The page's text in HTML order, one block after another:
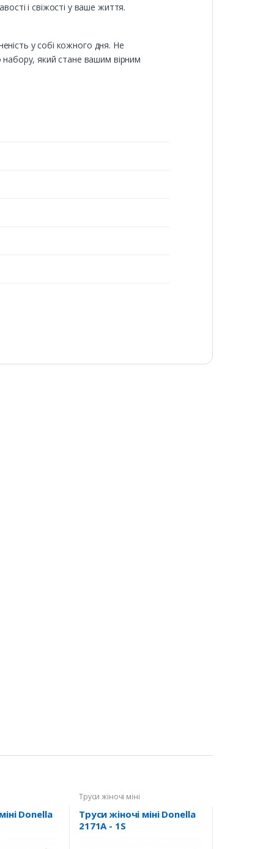
і свіжості у ваше життя.
у собі кожного дня. Не
набору, який стане вашим вірним
Donella
Труси жіночі міні
Труси жіночі міні Donella
2171A - 1S